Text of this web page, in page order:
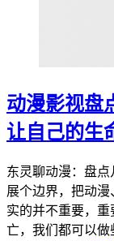
动漫影视盘
让自己的生
东灵聊动漫：盘
展个边界，把动
实的并不重要，
亡，我们都可以做